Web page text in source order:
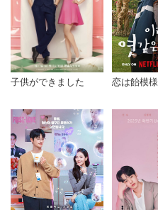
子供ができました 恋は飴模様